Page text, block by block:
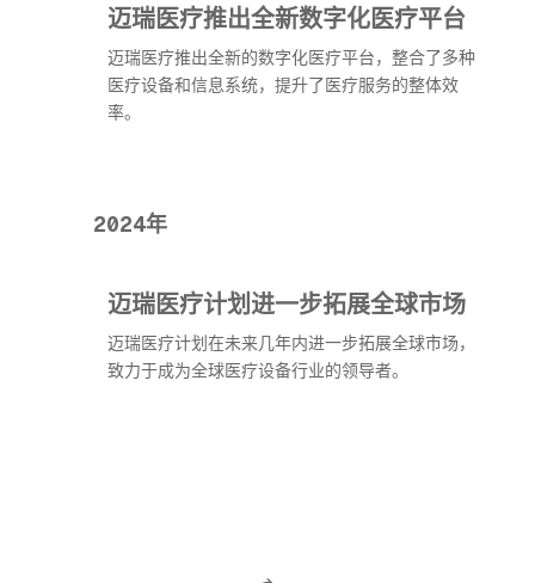
迈瑞医疗推出全新数字化医疗平台
迈瑞医疗推出全新的数字化医疗平台，整合了多种
医疗设备和信息系统，提升了医疗服务的整体效
率。
2024年
迈瑞医疗计划进一步拓展全球市场
迈瑞医疗计划在未来几年内进一步拓展全球市场，
致力于成为全球医疗设备行业的领导者。